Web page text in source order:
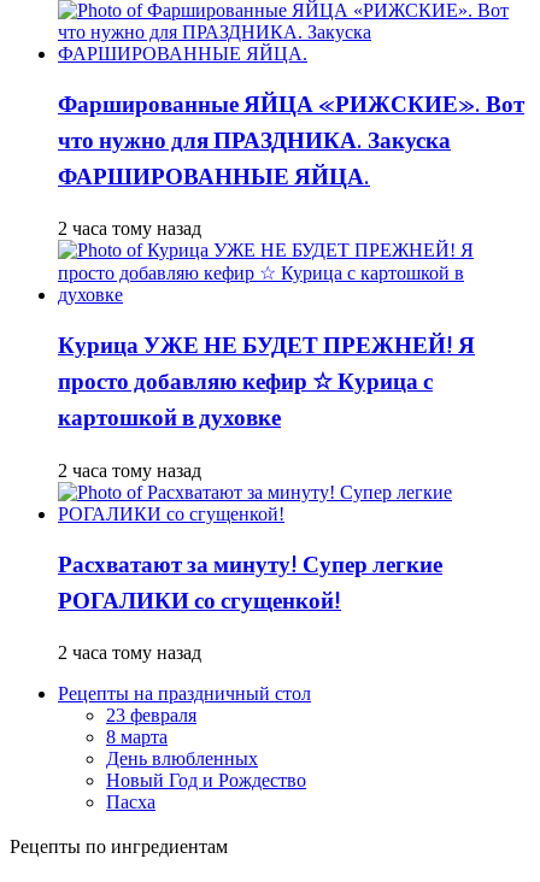
Фаршированные ЯЙЦА «РИЖСКИЕ». Вот
что нужно для ПРАЗДНИКА. Закуска
ФАРШИРОВАННЫЕ ЯЙЦА.
2 часа тому назад
Курица УЖЕ НЕ БУДЕТ ПРЕЖНЕЙ! Я
просто добавляю кефир ☆ Курица с
картошкой в духовке
2 часа тому назад
Расхватают за минуту! Супер легкие
РОГАЛИКИ со сгущенкой!
2 часа тому назад
Рецепты на праздничный стол
23 февраля
8 марта
День влюбленных
Новый Год и Рождество
Пасха
Рецепты по ингредиентам